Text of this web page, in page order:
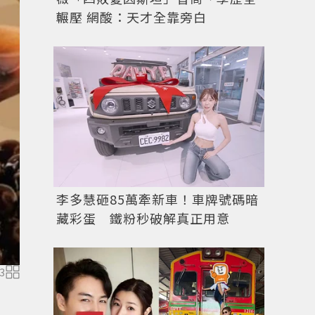
3
麥當勞冰炫風。圖／台灣麥當勞
輾壓 網酸：天才全靠旁白
李多慧砸85萬牽新車！車牌號碼暗
藏彩蛋 鐵粉秒破解真正用意